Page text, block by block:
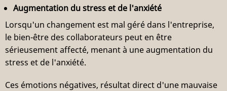
Augmentation du stress et de l'anxiété
Lorsqu'un changement est mal géré dans l'entreprise,
le bien-être des collaborateurs peut en être
sérieusement affecté, menant à une augmentation du
stress et de l'anxiété.
Ces émotions négatives, résultat direct d'une mauvaise